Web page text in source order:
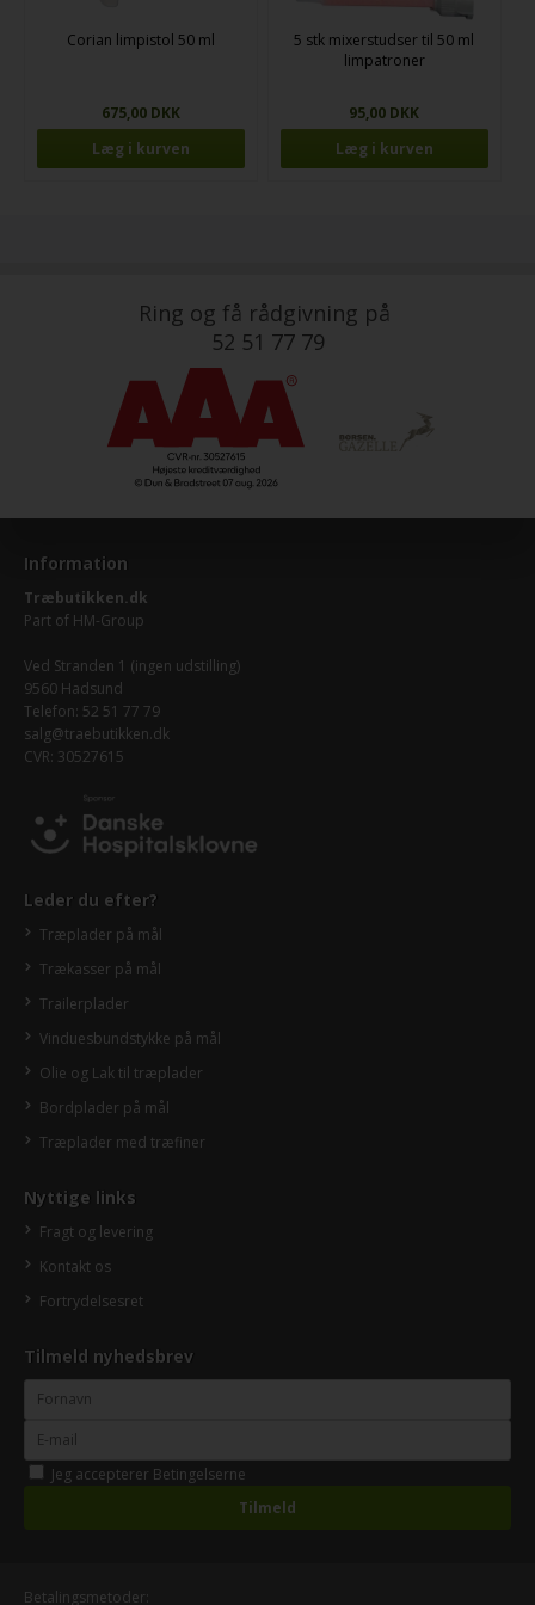
Corian limpistol 50 ml
675,00 DKK
5 stk mixerstudser til 50 ml
limpatroner
95,00 DKK
Ring og få rådgivning på
52 51 77 79
Information
Træbutikken.dk
Part of HM-Group
Ved Stranden 1 (ingen udstilling)
9560 Hadsund
Telefon: 52 51 77 79
salg@traebutikken.dk
CVR: 30527615
Leder du efter?
Træplader på mål
Trækasser på mål
Trailerplader
Vinduesbundstykke på mål
Olie og Lak til træplader
Bordplader på mål
Træplader med træfiner
Nyttige links
Fragt og levering
Kontakt os
Fortrydelsesret
Tilmeld nyhedsbrev
Jeg accepterer Betingelserne
Betalingsmetoder: